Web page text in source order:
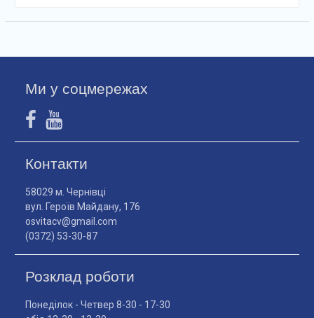
Ми у соцмережах
Контакти
58029 м. Чернівці
вул. Героїв Майдану, 176
osvitacv@gmail.com
(0372) 53-30-87
Розклад роботи
Понеділок - Четвер 8-30 - 17-30